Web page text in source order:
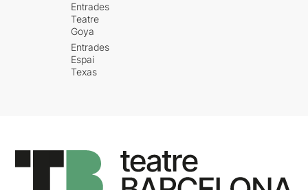
Entrades
Teatre
Goya
Entrades
Espai
Texas